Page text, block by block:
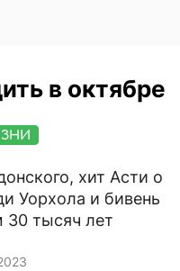
в октябре
хит Асти о
Уорхола и бивень
30 тысяч лет